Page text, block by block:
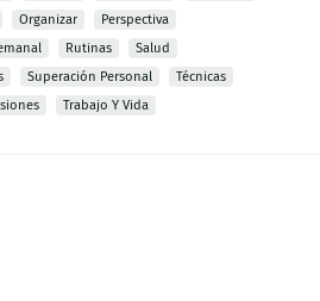
Organizar
Perspectiva
Rutinas
Salud
Superación Personal
Técnicas
Trabajo Y Vida